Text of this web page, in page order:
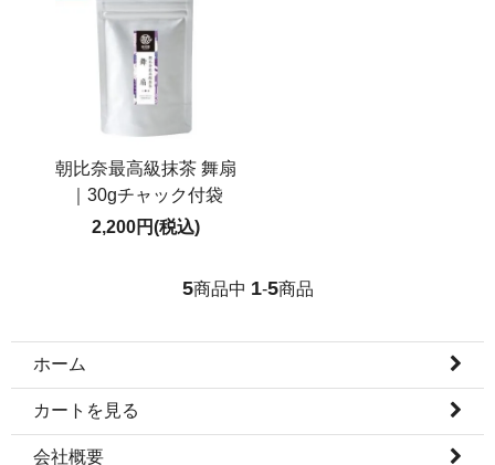
朝比奈最高級抹茶 舞扇
｜30gチャック付袋
2,200円(税込)
5商品中 1-5商品
ホーム
カートを見る
会社概要